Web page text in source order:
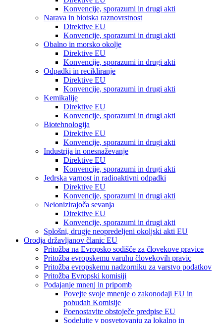
Konvencije, sporazumi in drugi akti
Narava in biotska raznovrstnost
Direktive EU
Konvencije, sporazumi in drugi akti
Obalno in morsko okolje
Direktive EU
Konvencije, sporazumi in drugi akti
Odpadki in recikliranje
Direktive EU
Konvencije, sporazumi in drugi akti
Kemikalije
Direktive EU
Konvencije, sporazumi in drugi akti
Biotehnologija
Direktive EU
Konvencije, sporazumi in drugi akti
Industrija in onesnaževanje
Direktive EU
Konvencije, sporazumi in drugi akti
Jedrska varnost in radioaktivni odpadki
Direktive EU
Konvencije, sporazumi in drugi akti
Neionizirajoča sevanja
Direktive EU
Konvencije, sporazumi in drugi akti
Splošni, drugje neopredeljeni okoljski akti EU
Orodja državljanov članic EU
Pritožba na Evropsko sodišče za človekove pravice
Pritožba evropskemu varuhu človekovih pravic
Pritožba evropskemu nadzorniku za varstvo podatkov
Pritožba Evropski komisiji
Podajanje mnenj in pripomb
Povejte svoje mnenje o zakonodaji EU in
pobudah Komisije
Poenostavite obstoječe predpise EU
Sodelujte v posvetovanju za lokalno in